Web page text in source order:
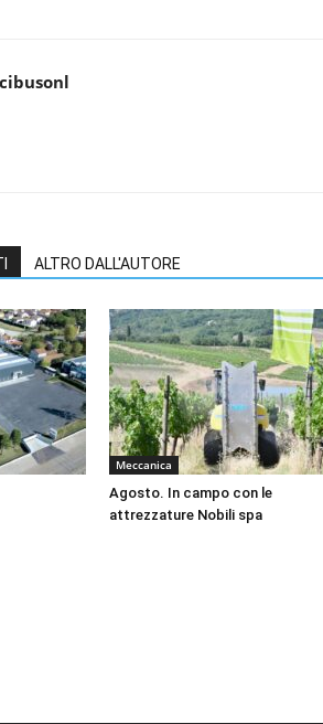
cibusonl
ALTRO DALL'AUTORE
Meccanica
Agosto. In campo con le
attrezzature Nobili spa